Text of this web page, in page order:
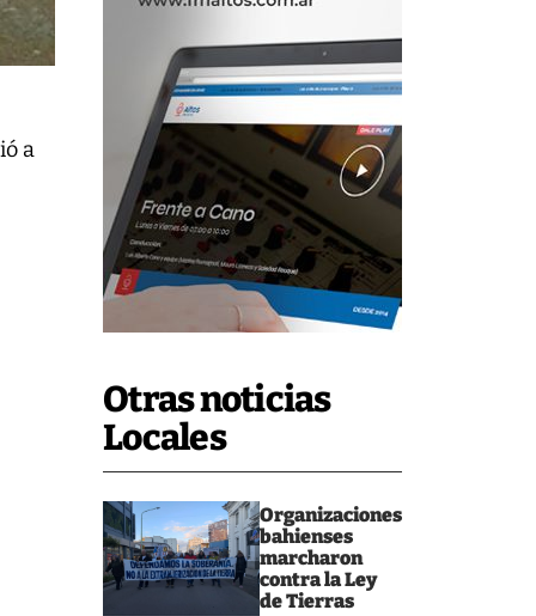
Otras noticias
Locales
Organizaciones
bahienses
marcharon
contra la Ley
de Tierras
a